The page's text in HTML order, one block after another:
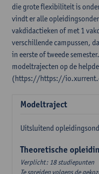
die grote flexibiliteit is
vindt er alle
vakdidactieken of met 1
verschillende campussen,
in eerste of tweede
modeltrajecten op de
(https://https://
Modeltraject
Uitsluitend
Theoretische
Verplicht: 18 studiepunten
Te spreiden volgens de